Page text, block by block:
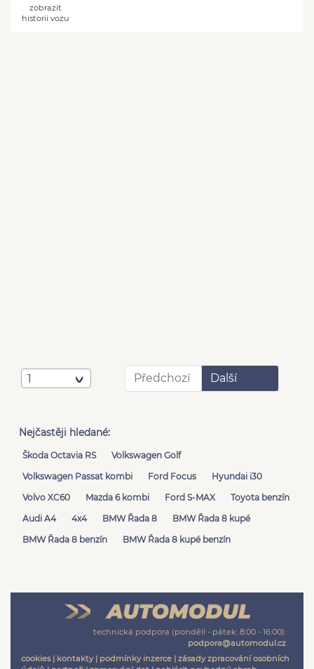
zobrazit
historii vozu
1 Předchozí Další
Nejčastěji hledané:
Škoda Octavia RS
Volkswagen Golf
Volkswagen Passat kombi
Ford Focus
Hyundai i30
Volvo XC60
Mazda 6 kombi Ford S-MAX
Toyota benzín
Audi A4
4x4 BMW Řada 8
BMW Řada 8 kupé
BMW Řada 8 benzín
BMW Řada 8 kupé benzín
technická podpora (pondělí - pátek: 8:00 - 16:00):
podpora@automodul.cz
cookies| kontakty| podmínky inzerce | zásady zpracování osobních